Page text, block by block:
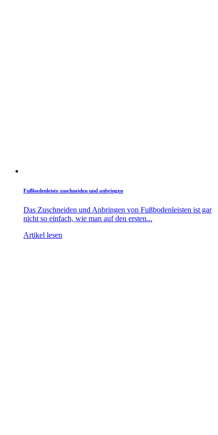
Fußbodenleiste zuschneiden und anbringen
Das Zuschneiden und Anbringen von Fußbodenleisten ist gar
nicht so einfach, wie man auf den ersten...
Artikel lesen